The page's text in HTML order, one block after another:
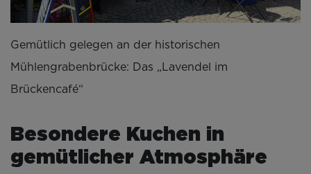
Gemütlich gelegen an der historischen
Mühlengrabenbrücke: Das „Lavendel im
Brückencafé“
Besondere Kuchen in
gemütlicher Atmosphäre